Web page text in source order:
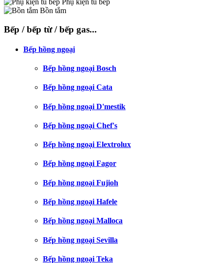
Bồn tắm
Bếp / bếp từ / bếp gas...
Bếp hồng ngoại
Bếp hồng ngoại Bosch
Bếp hồng ngoại Cata
Bếp hồng ngoại D'mestik
Bếp hồng ngoại Chef's
Bếp hồng ngoại Elextrolux
Bếp hồng ngoại Fagor
Bếp hồng ngoại Fujioh
Bếp hồng ngoại Hafele
Bếp hồng ngoại Malloca
Bếp hồng ngoại Sevilla
Bếp hồng ngoại Teka